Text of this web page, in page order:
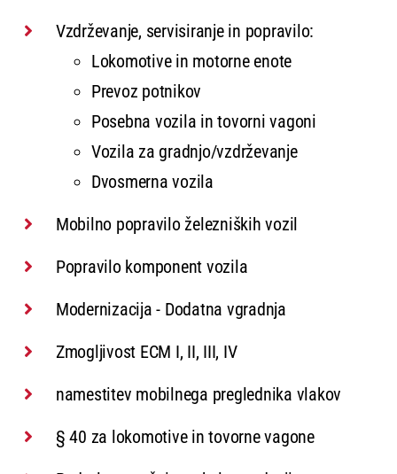
Vzdrževanje, servisiranje in popravilo:
Lokomotive in motorne enote
Prevoz potnikov
Posebna vozila in tovorni vagoni
Vozila za gradnjo/vzdrževanje
Dvosmerna vozila
Mobilno popravilo železniških vozil
Popravilo komponent vozila
Modernizacija - Dodatna vgradnja
Zmogljivost ECM I, II, III, IV
namestitev mobilnega preglednika vlakov
§ 40 za lokomotive in tovorne vagone